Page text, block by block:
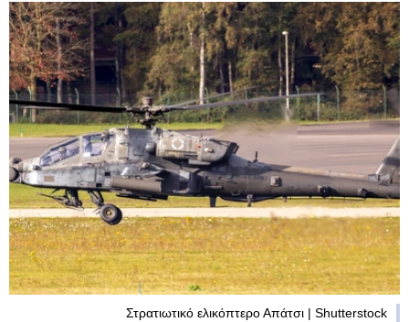
Στρατιωτικό ελικόπτερο Απάτσι | Shutterstock